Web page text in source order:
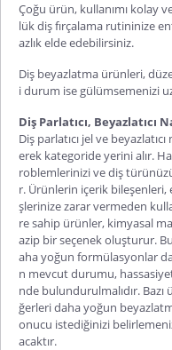
Çoğu ürün, kullanımı kolay
lük diş fırçalama rutininize
azlık elde edebilirsiniz.
Diş beyazlatma ürünleri,
i durum ise gülümsemenizi
Diş Parlatıcı, Beyazlatıcı
Diş parlatıcı jel ve
erek kategoride yerini alır.
roblemlerinizi ve diş
r. Ürünlerin içerik
şlerinize zarar vermeden
re sahip ürünler, kimyasal
azip bir seçenek oluşturur.
aha yoğun formülasyonlar
n mevcut durumu,
nde bulundurulmalıdır.
ğerleri daha yoğun
onucu istediğinizi
acaktır.